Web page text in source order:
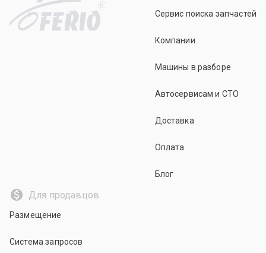
R
Сервис поиска запчастей
Компании
Машины в разборе
Автосервисам и СТО
Доставка
Оплата
Блог
Для продавцов
Размещение
Система запросов